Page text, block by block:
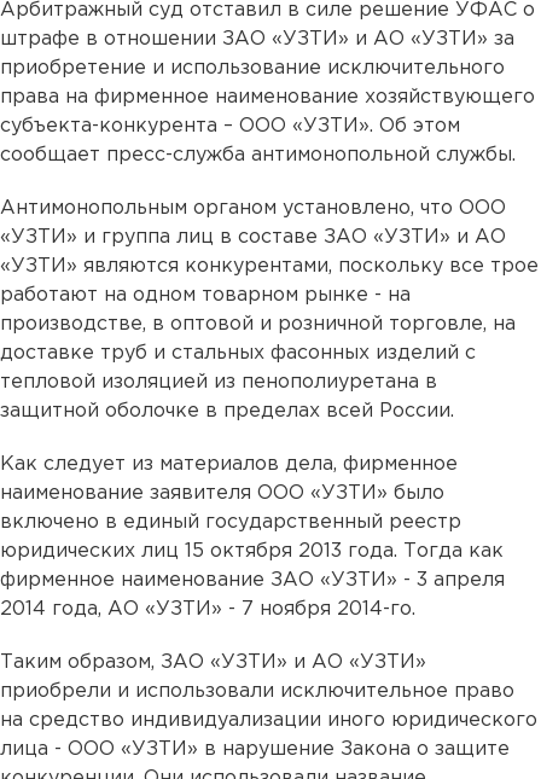
Арбитражный суд отставил в силе решение УФАС о
штрафе в отношении ЗАО «УЗТИ» и АО «УЗТИ» за
приобретение и использование исключительного
права на фирменное наименование хозяйствующего
субъекта-конкурента – ООО «УЗТИ». Об этом
сообщает пресс-служба антимонопольной службы.
Антимонопольным органом установлено, что ООО
«УЗТИ» и группа лиц в составе ЗАО «УЗТИ» и АО
«УЗТИ» являются конкурентами, поскольку все трое
работают на одном товарном рынке - на
производстве, в оптовой и розничной торговле, на
доставке труб и стальных фасонных изделий с
тепловой изоляцией из пенополиуретана в
защитной оболочке в пределах всей России.
Как следует из материалов дела, фирменное
наименование заявителя ООО «УЗТИ» было
включено в единый государственный реестр
юридических лиц 15 октября 2013 года. Тогда как
фирменное наименование ЗАО «УЗТИ» - 3 апреля
2014 года, АО «УЗТИ» - 7 ноября 2014-го.
Таким образом, ЗАО «УЗТИ» и АО «УЗТИ»
приобрели и использовали исключительное право
на средство индивидуализации иного юридического
лица - ООО «УЗТИ» в нарушение Закона о защите